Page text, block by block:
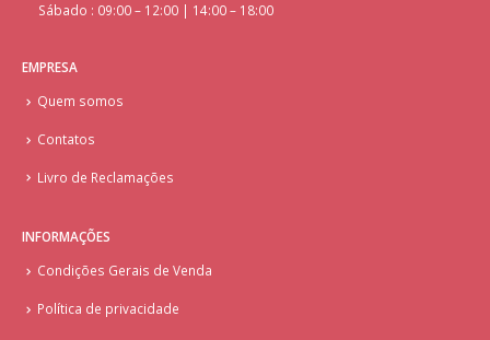
Sábado : 09:00 – 12:00 | 14:00 – 18:00
EMPRESA
Quem somos
Contatos
Livro de Reclamações
INFORMAÇÕES
Condições Gerais de Venda
Política de privacidade